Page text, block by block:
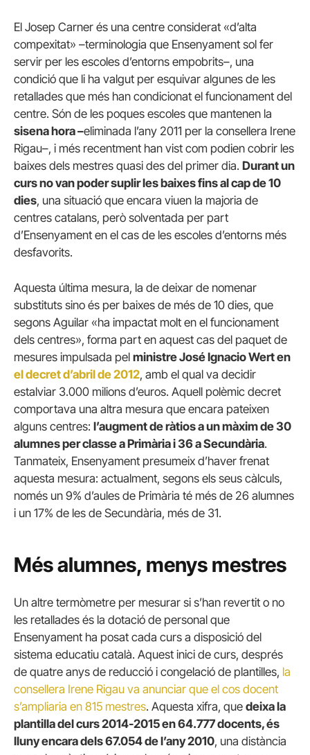
El Josep Carner és una centre considerat «d’alta
compexitat» –terminologia que Ensenyament sol fer
servir per les escoles d’entorns empobrits–, una
condició que li ha valgut per esquivar algunes de les
retallades que més han condicionat el funcionament del
centre. Són de les poques escoles que mantenen la
sisena hora –eliminada l’any 2011 per la consellera Irene
Rigau–, i més recentment han vist com podien cobrir les
baixes dels mestres quasi des del primer dia. Durant un
curs no van poder suplir les baixes fins al cap de 10
dies, una situació que encara viuen la majoria de
centres catalans, però solventada per part
d’Ensenyament en el cas de les escoles d’entorns més
desfavorits.
Aquesta última mesura, la de deixar de nomenar
substituts sino és per baixes de més de 10 dies, que
segons Aguilar «ha impactat molt en el funcionament
dels centres», forma part en aquest cas del paquet de
mesures impulsada pel ministre José Ignacio Wert en
el decret d’abril de 2012, amb el qual va decidir
estalviar 3.000 milions d’euros. Aquell polèmic decret
comportava una altra mesura que encara pateixen
alguns centres: l’augment de ràtios a un màxim de 30
alumnes per classe a Primària i 36 a Secundària.
Tanmateix, Ensenyament presumeix d’haver frenat
aquesta mesura: actualment, segons els seus càlculs,
només un 9% d’aules de Primària té més de 26 alumnes
i un 17% de les de Secundària, més de 31.
Més alumnes, menys mestres
Un altre termòmetre per mesurar si s’han revertit o no
les retallades és la dotació de personal que
Ensenyament ha posat cada curs a disposició del
sistema educatiu català. Aquest inici de curs, després
de quatre anys de reducció i congelació de plantilles, la
consellera Irene Rigau va anunciar que el cos docent
s’ampliaria en 815 mestres. Aquesta xifra, que deixa la
plantilla del curs 2014-2015 en 64.777 docents, és
lluny encara dels 67.054 de l’any 2010, una distància